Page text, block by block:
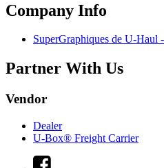
Company Info
SuperGraphiques de U-Haul
Partner With Us
Vendor
Dealer
U-Box® Freight Carrier